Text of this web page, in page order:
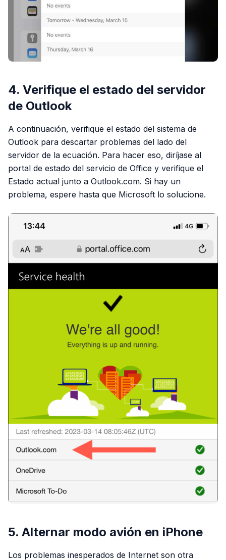
4. Verifique el estado del servidor
de Outlook
A continuación, verifique el estado del sistema de
Outlook para descartar problemas del lado del
servidor de la ecuación. Para hacer eso, diríjase al
portal de estado del servicio de Office y verifique el
Estado actual junto a Outlook.com. Si hay un
problema, espere hasta que Microsoft lo solucione.
5. Alternar modo avión en iPhone
Los problemas inesperados de Internet son otra